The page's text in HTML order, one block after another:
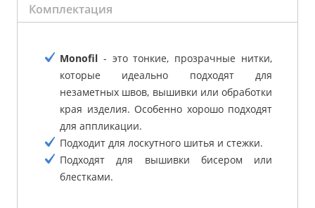
Комплектация
Monofil - это тонкие, прозрачные нитки,
которые идеально подходят для
незаметных швов, вышивки или обработки
края изделия. Особенно хорошо подходят
для аппликации.
Подходит для лоскутного шитья и стежки.
Подходят для вышивки бисером или
блестками.